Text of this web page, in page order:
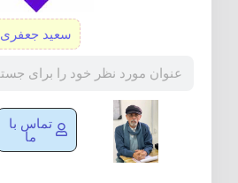
سعید جعفری
تماس با
ما